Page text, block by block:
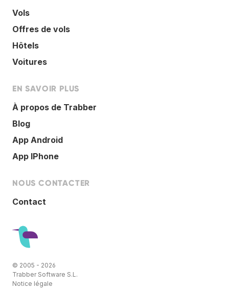
Vols
Offres de vols
Hôtels
Voitures
EN SAVOIR PLUS
À propos de Trabber
Blog
App Android
App IPhone
NOUS CONTACTER
Contact
© 2005 - 2026
Trabber Software S.L.
Notice légale